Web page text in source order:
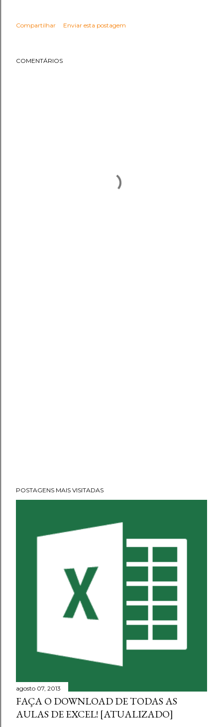
Compartilhar Enviar esta postagem
COMENTÁRIOS
POSTAGENS MAIS VISITADAS
agosto 07, 2013
FAÇA O DOWNLOAD DE TODAS AS
AULAS DE EXCEL! [ATUALIZADO]